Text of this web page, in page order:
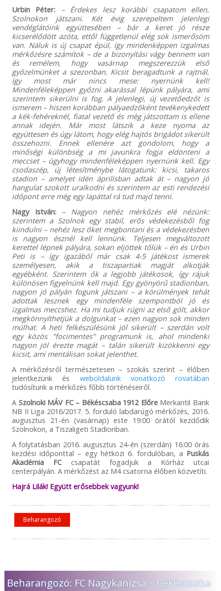
Urbin Péter:
– Érdekes lesz korábbi csapatom ellen,
Szolnokon játszani. Két évig szerepeltem jelenlegi
vendéglátóink együttesében – bár a keret jó része
kicserélődött azóta, ettől függetlenül elég sok ismerősöm
van. Náluk is új csapat épül, így mindenképpen izgalmas
mérkőzésre számítok – de a bizonyítási vágy bennem van
és remélem, hogy vasárnap megszerezzük első
győzelmünket a szezonban. Kicsit beragadtunk a rajtnál,
így most már nincs mese: nyernünk kell!
Mindenféleképpen győzni akarással lépünk pályára, ami
szerintem sikerülni is fog. A jelenlegi, új vezetőedzőt is
ismerem – hiszen korábban pályaedzőként tevékenykedett
a kék-fehéreknél, fiatal vezető és még játszottam is ellene
annak idején. Már most látszik a keze nyoma az
együttesen és úgy látom, hogy elég hajtós brigádot sikerült
összehozni. Ennek ellenére azt gondolom, hogy a
minőségi különbség a mi javunkra fogja eldönteni a
meccset – úgyhogy mindenféleképpen nyernünk kell. Egy
csodaszép, új létesítménybe látogatunk: kicsi, takaros
stadion – amelyet idén áprilisban adtak át – nagyon jó
hangulat szokott uralkodni és szerintem az esti rendezési
időpont erre még egy lapáttal rá tud majd tenni.
Nagy István:
– Nagyon nehéz mérkőzés elé nézünk:
szerintem a Szolnok egy stabil, erős védekezésből fog
kiindulni – nehéz lesz őket megbontani és a védekezésben
is nagyon észnél kell lennünk. Teljesen megváltozott
kerettel lépnek pályára, sokan eljöttek tőlük – én és Urbin
Peti is – így igazából már csak 4-5 játékost ismerek
személyesen, akik a tiszapartiak magját alkotják
egyébként. Szerintem ők a legjobb játékosok, így rájuk
különösen figyelnünk kell majd. Egy gyönyörű stadionban,
nagyon jó pályán fogunk játszani – a körülmények tehát
adottak lesznek egy mindenféle szempontból jó és
izgalmas meccshez. Ha mi tudjuk rúgni az első gólt, akkor
megkönnyíthetjük a dolgunkat – ezen nagyon sok minden
múlhat. A heti felkészülésünk jól sikerült – szerdán volt
egy közös "focimentes" programunk is, ahol mindenki
nagyon jól érezte magát – talán sikerült kizökkenni egy
kicsit, ami mentálisan sokat jelenthet.
A mérkőzésről természetesen – szokás szerint – élőben
jelentkezünk és weboldalunk vonatkozó rovatában
tudósítunk a mérkőzés főbb történéseiről.
A Szolnoki MÁV FC – Békéscsaba 1912 ElőreMerkantil Bank
NB II Liga 2016/2017. 5. forduló labdarúgó mérkőzés, 2016.
augusztus 21-én (vasárnap) este 19:00 órától kezdődik
Szolnokon, a Tiszaligeti Stadionban.
A folytatásban 2016. augusztus 24-én (szerdán) 16:00 órás
kezdési időponttal – egy hétközi 6. fordulóban, a Puskás
Akadémia FCcsapatát fogadjuk a Kórház utcai
centerpályán. A mérkőzést az M4 csatorna élőben közvetíti.
Hajrá Lilák! Együtt erősebbek vagyunk!
Beharangozó
Beharangozó: FC Nagykanizsa – Békéscsaba